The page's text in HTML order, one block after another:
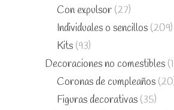
Con expulsor (27)
Individuales o sencillos (209)
Kits (93)
Decoraciones no comestibles
Coronas de cumpleaños
Figuras decorativas (35)